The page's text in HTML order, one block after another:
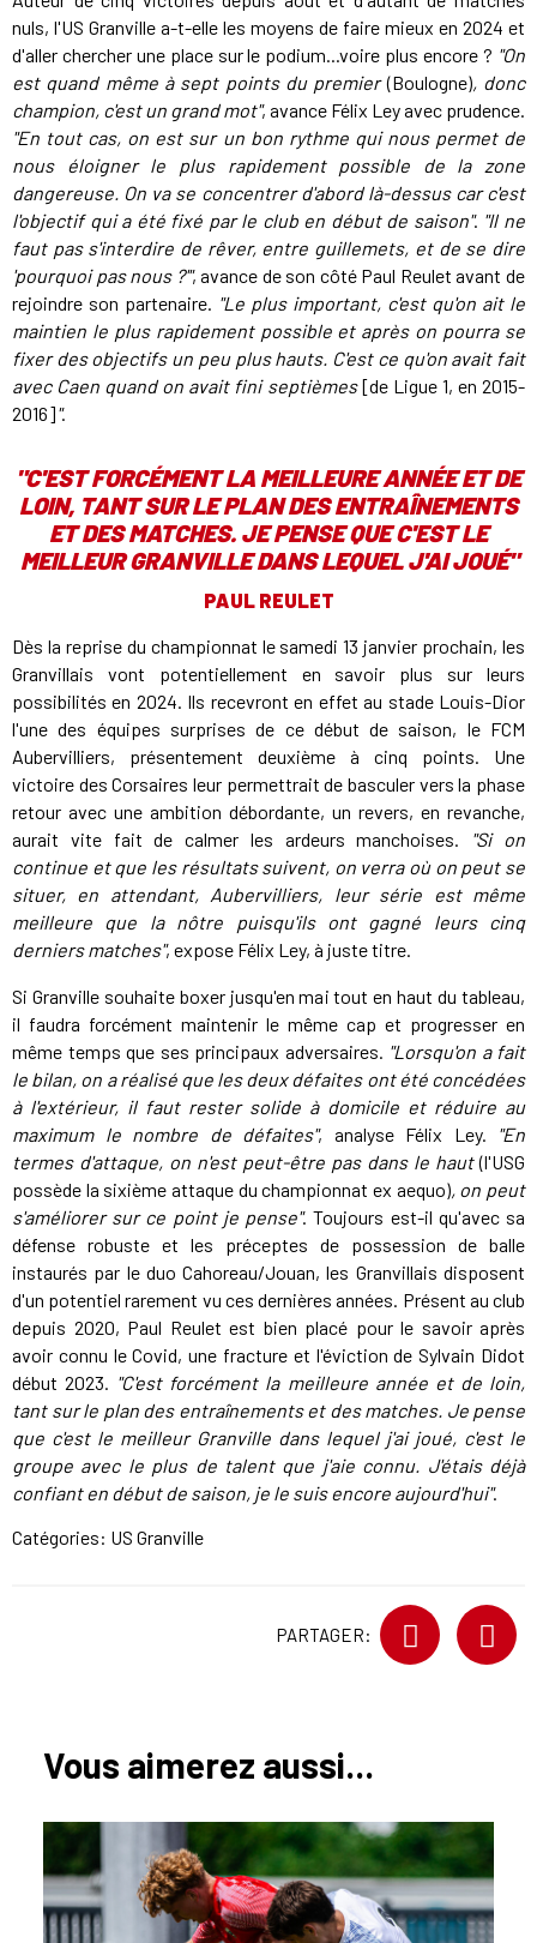
nuls, l'US Granville a-t-elle les moyens de faire mieux en 2024 et
d'aller chercher une place sur le podium...voire plus encore ? "On
est quand même à sept points du premier(Boulogne), donc
champion, c'est un grand mot", avance Félix Ley avec prudence.
"En tout cas, on est sur un bon rythme qui nous permet de
nous éloigner le plus rapidement possible de la zone
dangereuse. On va se concentrer d'abord là-dessus car c'est
l'objectif qui a été fixé par le club en début de saison". "Il ne
faut pas s'interdire de rêver, entre guillemets, et de se dire
'pourquoi pas nous ?'", avance de son côté Paul Reulet avant de
rejoindre son partenaire. "Le plus important, c'est qu'on ait le
maintien le plus rapidement possible et après on pourra se
fixer des objectifs un peu plus hauts. C'est ce qu'on avait fait
avec Caen quand on avait fini septièmes[de Ligue 1, en 2015-
2016]".
"C'EST FORCÉMENT LA MEILLEURE ANNÉE ET DE
LOIN, TANT SUR LE PLAN DES ENTRAÎNEMENTS
ET DES MATCHES. JE PENSE QUE C'EST LE
MEILLEUR GRANVILLE DANS LEQUEL J'AI JOUÉ"
PAUL REULET
Dès la reprise du championnat le samedi 13 janvier prochain, les
Granvillais vont potentiellement en savoir plus sur leurs
possibilités en 2024. Ils recevront en effet au stade Louis-Dior
l'une des équipes surprises de ce début de saison, le FCM
Aubervilliers, présentement deuxième à cinq points. Une
victoire des Corsaires leur permettrait de basculer vers la phase
retour avec une ambition débordante, un revers, en revanche,
aurait vite fait de calmer les ardeurs manchoises. "Si on
continue et que les résultats suivent, on verra où on peut se
situer, en attendant, Aubervilliers, leur série est même
meilleure que la nôtre puisqu'ils ont gagné leurs cinq
derniers matches", expose Félix Ley, à juste titre.
Si Granville souhaite boxer jusqu'en mai tout en haut du tableau,
il faudra forcément maintenir le même cap et progresser en
même temps que ses principaux adversaires. "Lorsqu'on a fait
le bilan, on a réalisé que les deux défaites ont été concédées
à l'extérieur, il faut rester solide à domicile et réduire au
maximum le nombre de défaites", analyse Félix Ley.
"En
termes d'attaque, on n'est peut-être pas dans le haut(l'USG
possède la sixième attaque du championnat ex aequo), on peut
s'améliorer sur ce point je pense". Toujours est-il qu'avec sa
défense robuste et les préceptes de possession de balle
instaurés par le duo Cahoreau/Jouan, les Granvillais disposent
d'un potentiel rarement vu ces dernières années. Présent au club
depuis 2020, Paul Reulet est bien placé pour le savoir après
avoir connu le Covid, une fracture et l'éviction de Sylvain Didot
début 2023. "C'est forcément la meilleure année et de loin,
tant sur le plan des entraînements et des matches. Je pense
que c'est le meilleur Granville dans lequel j'ai joué, c'est le
groupe avec le plus de talent que j'aie connu. J'étais déjà
confiant en début de saison, je le suis encore aujourd'hui".
Catégories: US Granville
PARTAGER:
Vous aimerez aussi...